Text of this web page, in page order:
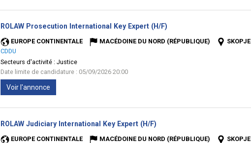
ROLAW Prosecution International Key Expert (H/F)
EUROPE CONTINENTALE MACÉDOINE DU NORD (RÉPUBLIQUE)
SKOPJE
CDDU
Secteurs d'activité : Justice
Date limite de candidature : 05/09/2026 20:00
Voir l'annonce
ROLAW Judiciary International Key Expert (H/F)
EUROPE CONTINENTALE MACÉDOINE DU NORD (RÉPUBLIQUE)
SKOPJE